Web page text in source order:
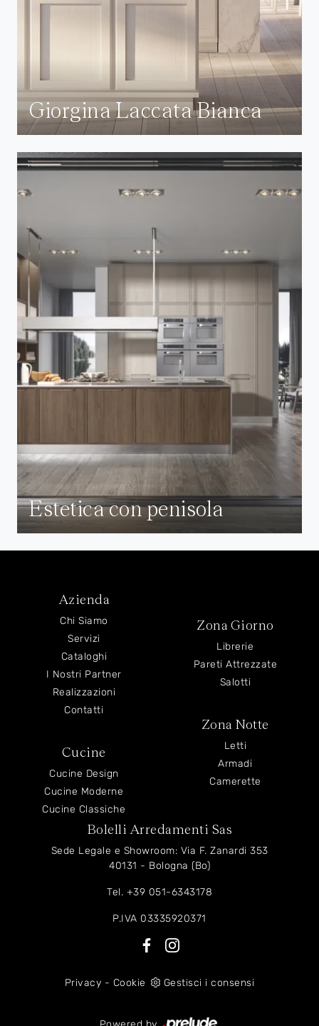
Giorgina Laccata Bianca
Estetica con penisola
Azienda
Chi Siamo
Servizi
Cataloghi
I Nostri Partner
Realizzazioni
Contatti
Cucine
Cucine Design
Cucine Moderne
Cucine Classiche
Zona Giorno
Librerie
Pareti Attrezzate
Salotti
Zona Notte
Letti
Armadi
Camerette
Bolelli Arredamenti Sas
Sede Legale e Showroom: Via F. Zanardi 353
40131 - Bologna (Bo)
Tel. +39 051-6343178
P.IVA 03335920371
Privacy - Cookie Gestisci i consensi